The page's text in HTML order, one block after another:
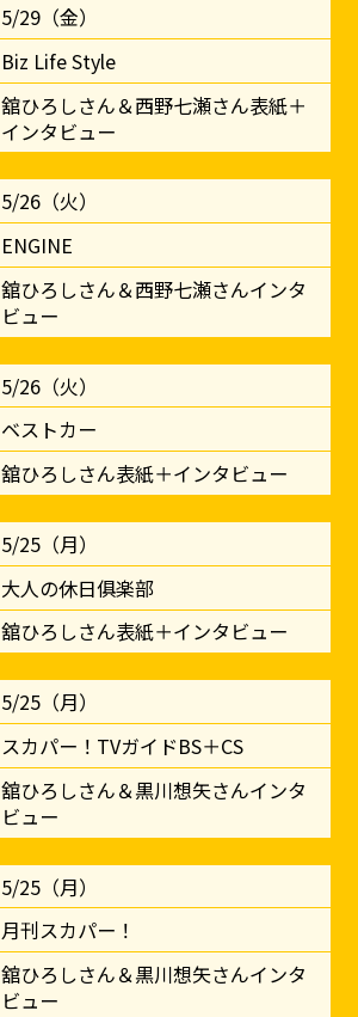
5/29（金）
Biz Life Style
舘ひろしさん＆西野七瀬さん表紙＋
インタビュー
5/26（火）
ENGINE
舘ひろしさん＆西野七瀬さんインタ
ビュー
5/26（火）
ベストカー
舘ひろしさん表紙＋インタビュー
5/25（月）
大人の休日俱楽部
舘ひろしさん表紙＋インタビュー
5/25（月）
スカパー！TVガイドBS＋CS
舘ひろしさん＆黒川想矢さんインタ
ビュー
5/25（月）
月刊スカパー！
舘ひろしさん＆黒川想矢さんインタ
ビュー